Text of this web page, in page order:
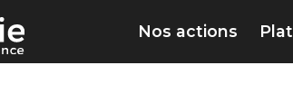
cookies
Nos actions